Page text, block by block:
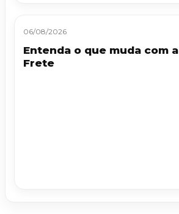
06/08/2026
Entenda o que muda com
Frete